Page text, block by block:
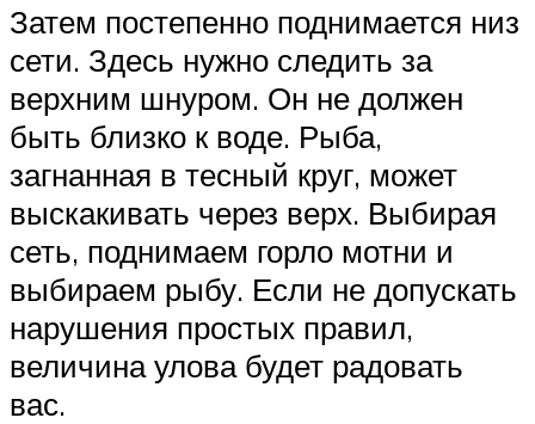
Затем постепенно поднимается низ
сети. Здесь нужно следить за
верхним шнуром. Он не должен
быть близко к воде. Рыба,
загнанная в тесный круг, может
выскакивать через верх. Выбирая
сеть, поднимаем горло мотни и
выбираем рыбу. Если не допускать
нарушения простых правил,
величина улова будет радовать
вас.